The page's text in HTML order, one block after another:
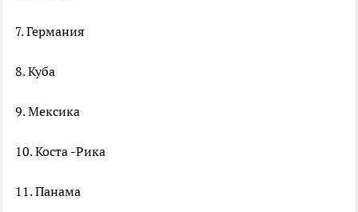
7. Германия
8. Куба
9. Мексика
10. Коста -Рика
11. Панама